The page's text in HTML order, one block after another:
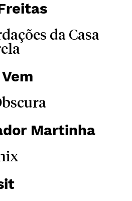
da Casa
Martinha